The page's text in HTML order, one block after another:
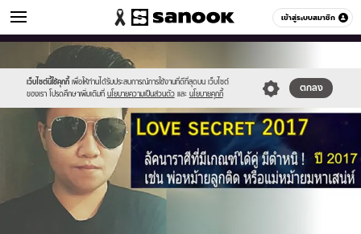
เข้าสู่ระบบสมาชิก
ดูดวง หมวดอื่นๆ
เว็บไซต์นี้ใช้คุกกี้ เพื่อให้ท่านได้รับประสบการณ์การใช้งานที่ดีที่สุดบน เว็บไซต์
ของเรา โปรดศึกษาเพิ่มเติมที่ นโยบายความเป็นส่วนตัว และ นโยบายคุกกี้
ตกลง
Sanook
//s.isanook.com/sr/0/images/logo-
new-
sanook.png
//s.isanook.com/ho/0/ud/22/111585/ch.jpg